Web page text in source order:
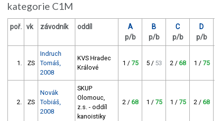
kategorie C1M
poř. vk závodník oddíl
A
p/b
B
p/b
C
p/b
D
p/b
1. ZS
Indruch
Tomáš,
2008
KVS Hradec
Králové
1 / 75 5 / 53 2 / 68 1 / 75
2. ZS
Novák
Tobiáš,
2008
SKUP
Olomouc,
z.s. - oddíl
kanoistiky
2 / 68 1 / 75 1 / 75 2 / 68